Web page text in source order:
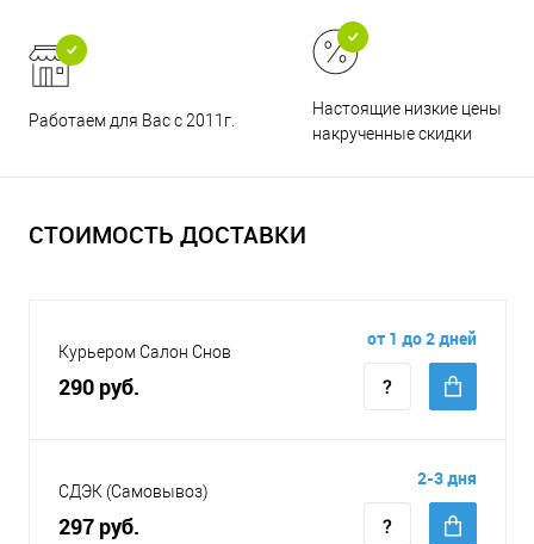
Работаем для Вас с 2011г.
Настоящие низкие цены и
накрученные скидки
СТОИМОСТЬ ДОСТАВКИ
Курьером Салон Снов
290 руб.
от 1 до 2 дней
СДЭК (Самовывоз)
297 руб.
2-3 дня